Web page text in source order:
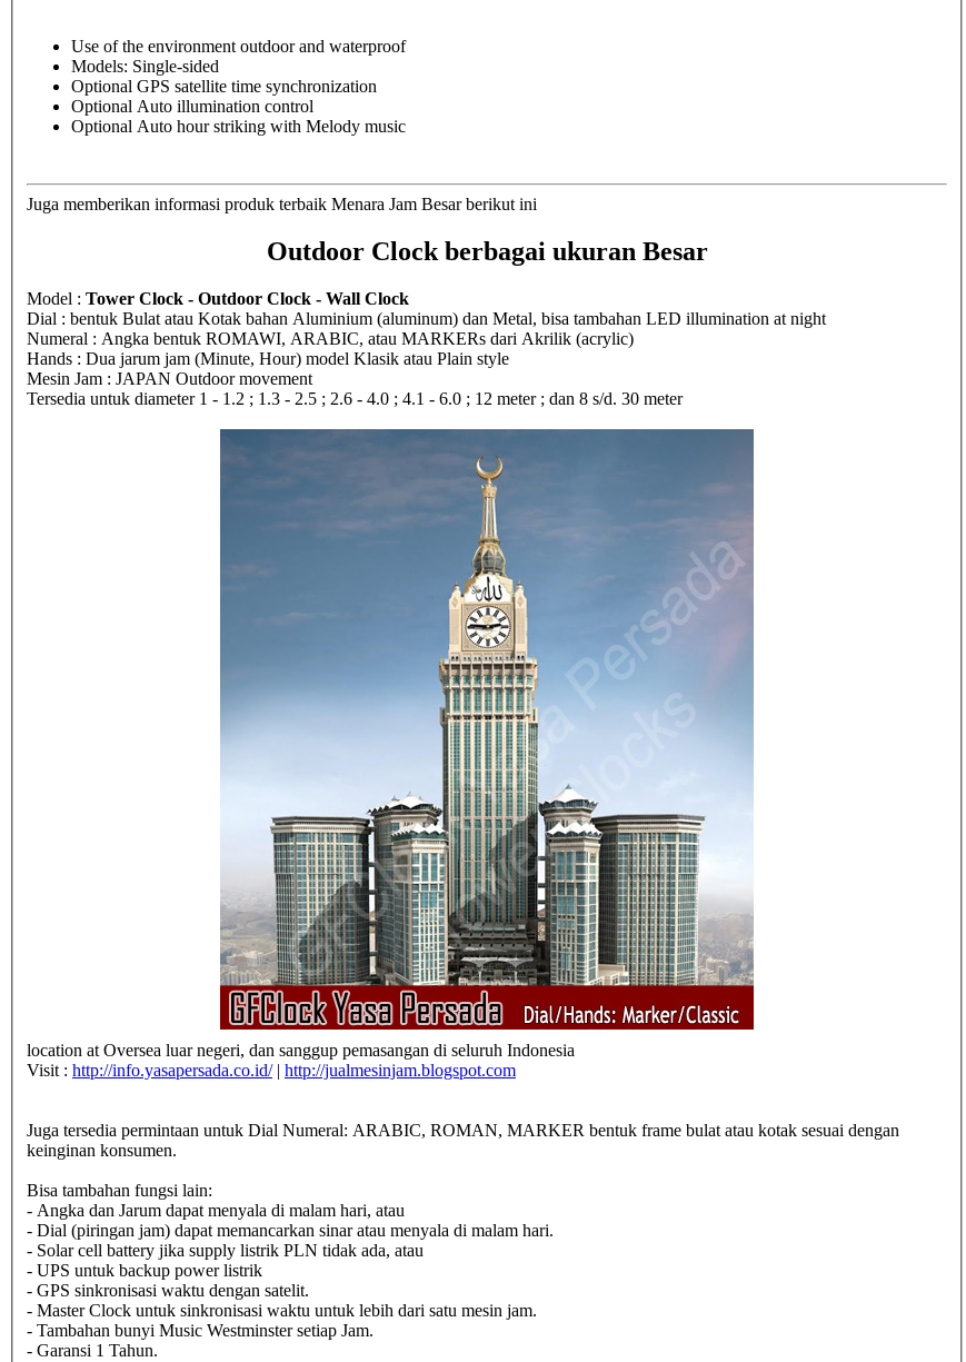
Use of the environment outdoor and waterproof
Models: Single-sided
Optional GPS satellite time synchronization
Optional Auto illumination control
Optional Auto hour striking with Melody music
Juga memberikan informasi produk terbaik Menara Jam Besar berikut ini
Outdoor Clock berbagai ukuran Besar
Model : Tower Clock - Outdoor Clock - Wall Clock
Dial : bentuk Bulat atau Kotak bahan Aluminium (aluminum) dan Metal, bisa tambahan LED illumination at night
Numeral : Angka bentuk ROMAWI, ARABIC, atau MARKERs dari Akrilik (acrylic)
Hands : Dua jarum jam (Minute, Hour) model Klasik atau Plain style
Mesin Jam : JAPAN Outdoor movement
Tersedia untuk diameter 1 - 1.2 ; 1.3 - 2.5 ; 2.6 - 4.0 ; 4.1 - 6.0 ; 12 meter ; dan 8 s/d. 30 meter
location at Oversea luar negeri, dan sanggup pemasangan di seluruh Indonesia
Visit : http://info.yasapersada.co.id/| http://jualmesinjam.blogspot.com
Juga tersedia permintaan untuk Dial Numeral: ARABIC, ROMAN, MARKER bentuk frame bulat atau kotak sesuai dengan
keinginan konsumen.
Bisa tambahan fungsi lain:
- Angka dan Jarum dapat menyala di malam hari, atau
- Dial (piringan jam) dapat memancarkan sinar atau menyala di malam hari.
- Solar cell battery jika supply listrik PLN tidak ada, atau
- UPS untuk backup power listrik
- GPS sinkronisasi waktu dengan satelit.
- Master Clock untuk sinkronisasi waktu untuk lebih dari satu mesin jam.
- Tambahan bunyi Music Westminster setiap Jam.
- Garansi 1 Tahun.